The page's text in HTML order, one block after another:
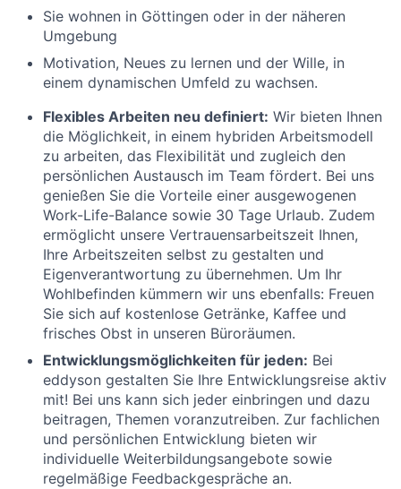
Sie wohnen in Göttingen oder in der näheren
Umgebung
Motivation, Neues zu lernen und der Wille, in
einem dynamischen Umfeld zu wachsen.
Flexibles Arbeiten neu definiert: Wir bieten Ihnen
die Möglichkeit, in einem hybriden Arbeitsmodell
zu arbeiten, das Flexibilität und zugleich den
persönlichen Austausch im Team fördert. Bei uns
genießen Sie die Vorteile einer ausgewogenen
Work-Life-Balance sowie 30 Tage Urlaub. Zudem
ermöglicht unsere Vertrauensarbeitszeit Ihnen,
Ihre Arbeitszeiten selbst zu gestalten und
Eigenverantwortung zu übernehmen. Um Ihr
Wohlbefinden kümmern wir uns ebenfalls: Freuen
Sie sich auf kostenlose Getränke, Kaffee und
frisches Obst in unseren Büroräumen.
Entwicklungsmöglichkeiten für jeden: Bei
eddyson gestalten Sie Ihre Entwicklungsreise aktiv
mit! Bei uns kann sich jeder einbringen und dazu
beitragen, Themen voranzutreiben. Zur fachlichen
und persönlichen Entwicklung bieten wir
individuelle Weiterbildungs­angebote sowie
regelmäßige Feedbackgespräche an.